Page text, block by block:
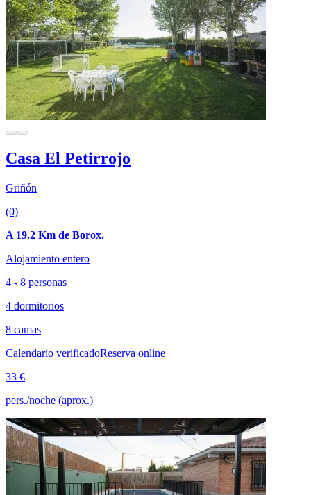
Casa El Petirrojo
Griñón
(0)
A 19.2 Km de Borox.
Alojamiento entero
4 - 8 personas
4 dormitorios
8 camas
Calendario verificadoReserva online
33 €
pers./noche (aprox.)